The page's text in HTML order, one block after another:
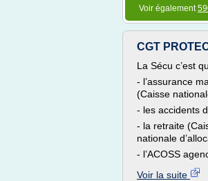
Voir également
CGT
La Sécu c’est
- l’assurance
(Caisse
- les accidents
- la retraite
nationale
- l’ACOSS
Voir la suite